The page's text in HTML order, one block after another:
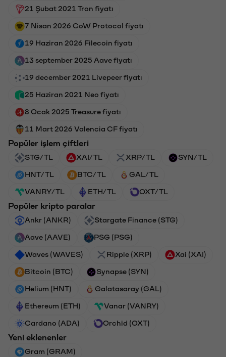
21 Şubat 2021 Tron fiyatı
7 Nisan 2026 CoW Protocol fiyatı
19 Haziran 2026 Filecoin fiyatı
13 september 2025 Aave fiyatı
19 december 2021 Livepeer fiyatı
25 Haziran 2021 Neo fiyatı
8 Ocak 2025 Treasure fiyatı
11 Mart 2026 Valencia CF fiyatı
Popüler işlem çiftleri
STG/TL XAI/TL XRP/TL SYN/TL
HNT/TL BTC/TL GAL/TL
VANRY/TL ETH/TL OXT/TL
Popüler kripto paralar
Ankr (ANKR) Stargate Finance (STG)
Aave (AAVE) PSG (PSG)
Waves (WAVES) Ripple (XRP) Xai (XAI)
Bitcoin (BTC) Synapse (SYN)
Helium (HNT) Galatasaray (GAL)
Ethereum (ETH) Vanar (VANRY)
Cardano (ADA) Orchid (OXT)
Yeni eklenenler
Gram (GRAM)